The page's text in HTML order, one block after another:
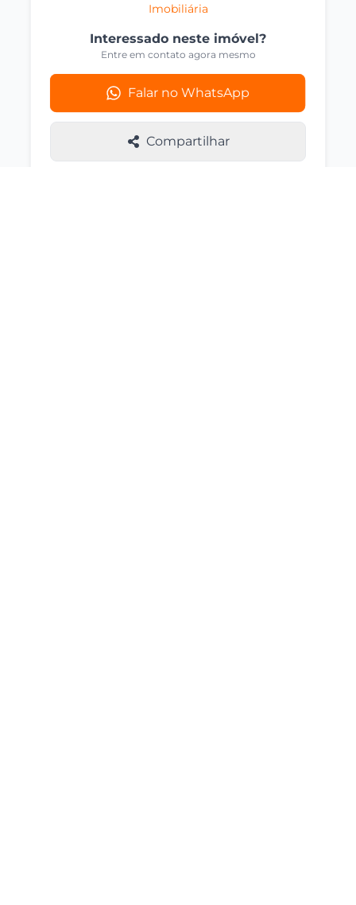
Imobiliária
Interessado neste imóvel?
Entre em contato agora mesmo
Falar no WhatsApp
Compartilhar